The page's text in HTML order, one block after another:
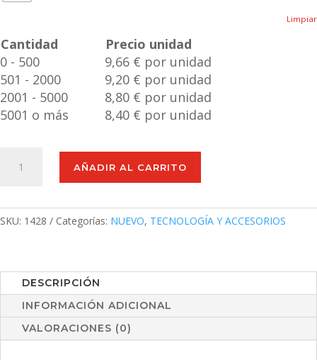
Limpiar
Cantidad
Precio unidad
0 - 500
9,66 € por unidad
501 - 2000
9,20 € por unidad
2001 - 5000
8,80 € por unidad
5001 o más
8,40 € por unidad
Multifunción
AÑADIR AL CARRITO
SKU: 1428 Categorías: NUEVO, TECNOLOGÍA Y ACCESORIOS
DESCRIPCIÓN
INFORMACIÓN ADICIONAL
VALORACIONES (0)